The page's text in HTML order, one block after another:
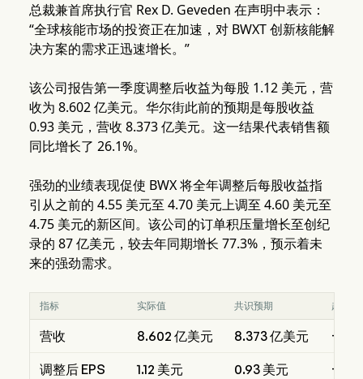
总裁兼首席执行官 Rex D. Geveden 在声明中表示：
“全球核能市场的投资正在加速，对 BWXT 创新核能解
决方案的需求正迅速增长。”
该公司报告第一季度调整后收益为每股 1.12 美元，营
收为 8.602 亿美元。华尔街此前的预期是每股收益
0.93 美元，营收 8.373 亿美元。这一结果代表销售额
同比增长了 26.1%。
强劲的业绩表现促使 BWX 将全年调整后每股收益指
引从之前的 4.55 美元至 4.70 美元上调至 4.60 美元至
4.75 美元的新区间。该公司的订单积压量增长至创纪
录的 87 亿美元，较去年同期增长 77.3%，预示着未
来的强劲需求。
指标 实际值 共识预期 超预
营收 8.602 亿美元 8.373 亿美元
调整后 EPS 1.12 美元 0.93 美元